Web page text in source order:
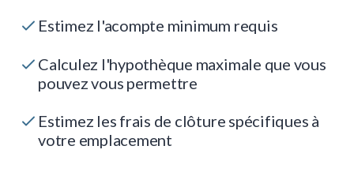
Estimez l'acompte minimum requis
Calculez l'hypothèque maximale que vous
pouvez vous permettre
Estimez les frais de clôture spécifiques à
votre emplacement